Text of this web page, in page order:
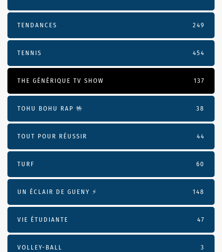
TENDANCES 249
TENNIS 454
THE GÉNÉRIQUE TV SHOW 137
TOHU BOHU RAP 🤟 38
TOUT POUR RÉUSSIR 44
TURF 60
UN ÉCLAIR DE GUENY ⚡️ 148
VIE ÉTUDIANTE 47
VOLLEY-BALL 3